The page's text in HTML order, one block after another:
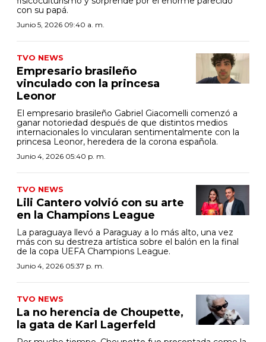
con su papá.
Junio 5, 2026 09:40 a. m.
TVO NEWS
Empresario brasileño
vinculado con la princesa
Leonor
El empresario brasileño Gabriel Giacomelli comenzó a
ganar notoriedad después de que distintos medios
internacionales lo vincularan sentimentalmente con la
princesa Leonor, heredera de la corona española.
Junio 4, 2026 05:40 p. m.
TVO NEWS
Lili Cantero volvió con su arte
en la Champions League
La paraguaya llevó a Paraguay a lo más alto, una vez
más con su destreza artística sobre el balón en la final
de la copa UEFA Champions League.
Junio 4, 2026 05:37 p. m.
TVO NEWS
La no herencia de Choupette,
la gata de Karl Lagerfeld